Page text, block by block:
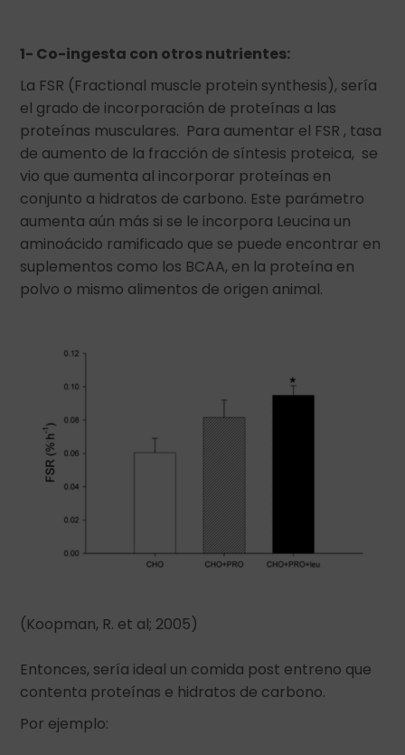
1- Co-ingesta con otros nutrientes:
La FSR (Fractional muscle protein synthesis), sería
el grado de incorporación de proteínas a las
proteínas musculares. Para aumentar el FSR , tasa
de aumento de la fracción de síntesis proteica, se
vio que aumenta al incorporar proteínas en
conjunto a hidratos de carbono. Este parámetro
aumenta aún más si se le incorpora Leucina un
aminoácido ramificado que se puede encontrar en
suplementos como los BCAA, en la proteína en
polvo o mismo alimentos de origen animal.
(Koopman, R. et al; 2005)
Entonces, sería ideal un comida post entreno que
contenta proteínas e hidratos de carbono.
Por ejemplo: